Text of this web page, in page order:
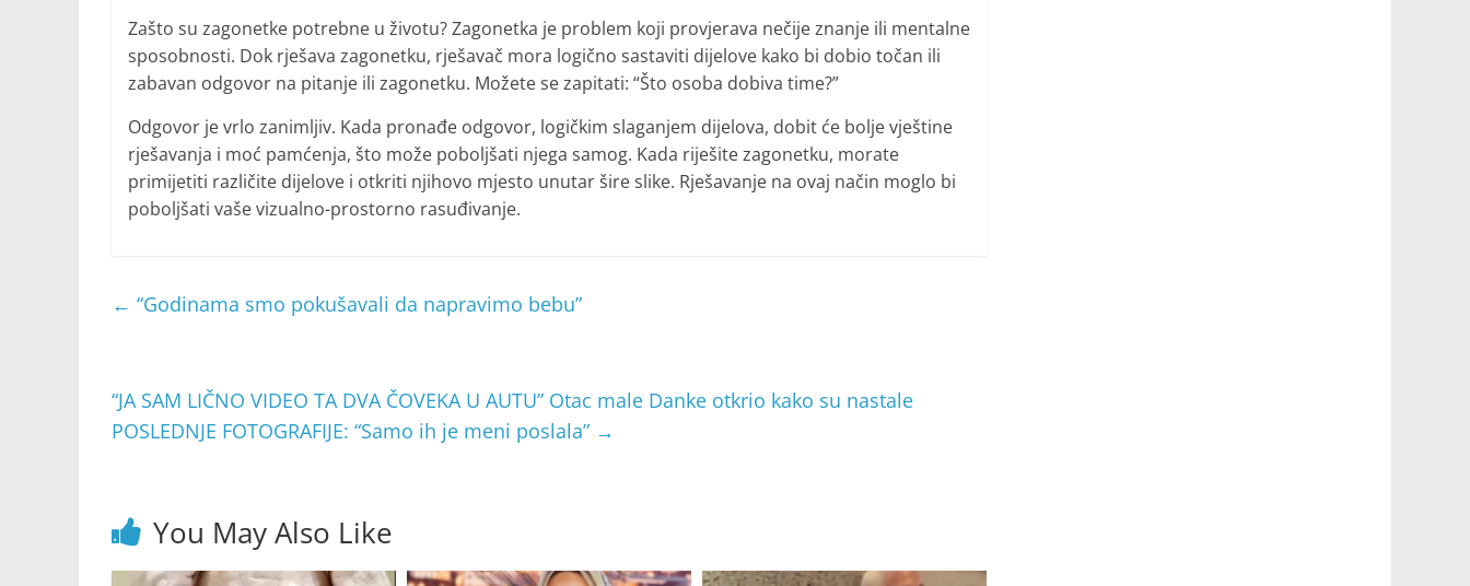
Zašto su zagonetke potrebne u životu? Zagonetka je problem koji provjerava nečije znanje ili mentalne
sposobnosti. Dok rješava zagonetku, rješavač mora logično sastaviti dijelove kako bi dobio točan ili
zabavan odgovor na pitanje ili zagonetku. Možete se zapitati: “Što osoba dobiva time?”
Odgovor je vrlo zanimljiv. Kada pronađe odgovor, logičkim slaganjem dijelova, dobit će bolje vještine
rješavanja i moć pamćenja, što može poboljšati njega samog. Kada riješite zagonetku, morate
primijetiti različite dijelove i otkriti njihovo mjesto unutar šire slike. Rješavanje na ovaj način moglo bi
poboljšati vaše vizualno-prostorno rasuđivanje.
← “Godinama smo pokušavali da napravimo bebu”
“JA SAM LIČNO VIDEO TA DVA ČOVEKA U AUTU” Otac male Danke otkrio kako su nastale
POSLEDNJE FOTOGRAFIJE: “Samo ih je meni poslala” →
You May Also Like